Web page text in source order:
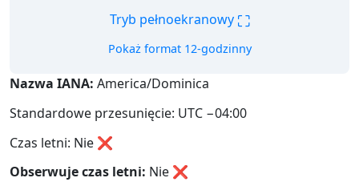
Tryb pełnoekranowy ⛶
Pokaż format 12-godzinny
Nazwa IANA: America/Dominica
Standardowe przesunięcie: UTC −04:00
Czas letni: Nie ❌
Obserwuje czas letni: Nie ❌